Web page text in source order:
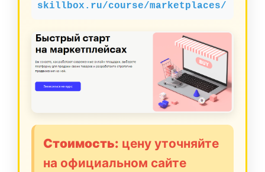
skillbox.ru/course/marketplaces/
Стоимость: цену уточняйте
на официальном сайте